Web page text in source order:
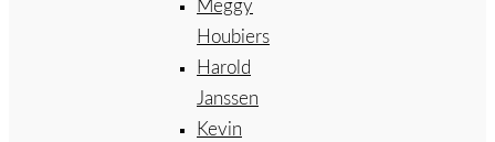
Meggy
Houbiers
Harold
Janssen
Kevin